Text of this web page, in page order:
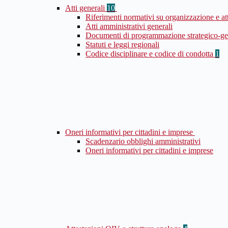
Atti generali 10
Riferimenti normativi su organizzazione e
Atti amministrativi generali
Documenti di programmazione strategico-
Statuti e leggi regionali
Codice disciplinare e codice di condotta 1
Oneri informativi per cittadini e imprese
Scadenzario obblighi amministrativi
Oneri informativi per cittadini e imprese